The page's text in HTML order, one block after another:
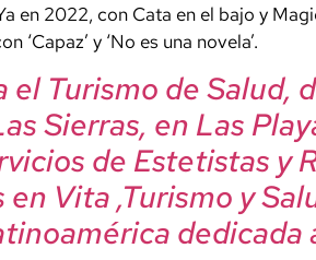
Ya en 2022, con Cata en el bajo y
‘Capaz’ y ‘No es una novela’.
el Turismo de Salud,
Sierras, en Las
de Estetistas y
Vita ,Turismo y
dedicada